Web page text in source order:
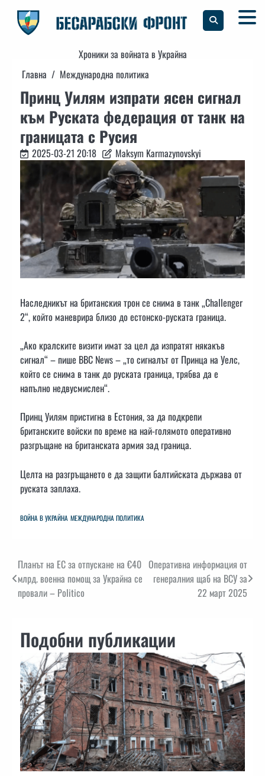
content
Хроники за войната в Украйна
Главна
Международна политика
Принц Уилям изпрати ясен сигнал
към Руската федерация от танк на
границата с Русия
2025-03-21 20:18 Maksym Karmazynovskyi
Наследникът на британския трон се снима в танк „Challenger
2“, който маневрира близо до естонско-руската граница.
„Ако кралските визити имат за цел да изпратят някакъв
сигнал“ – пише BBC News – „то сигналът от Принца на Уелс,
който се снима в танк до руската граница, трябва да е
напълно недвусмислен“.
Принц Уилям пристигна в Естония, за да подкрепи
британските войски по време на най-голямото оперативно
разгръщане на британската армия зад граница.
Целта на разгръщането е да защити балтийската държава от
руската заплаха.
ВОЙНА В УКРАЙНА МЕЖДУНАРОДНА ПОЛИТИКА
Навигация
Планът на ЕС за отпускане на €40
млрд. военна помощ за Украйна се
провали – Politico
Оперативна информация от
генералния щаб на ВСУ за
22 март 2025
Подобни публикации